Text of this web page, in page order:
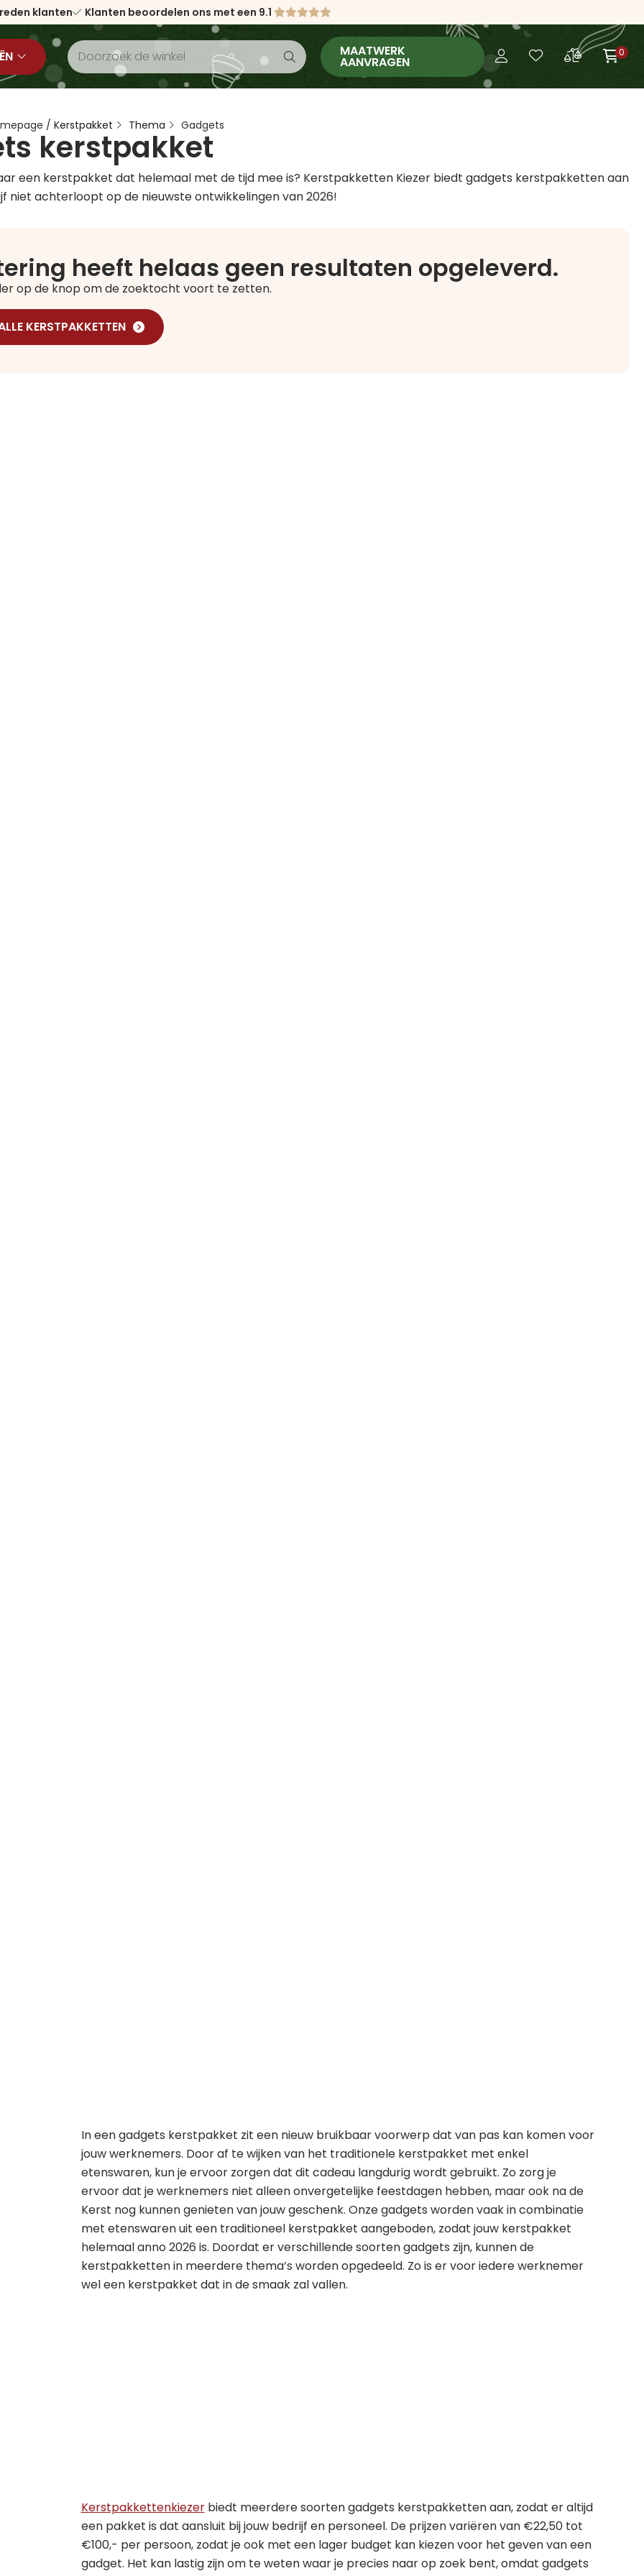
klanten Klanten beoordelen ons met een 9.1
MAATWERK
AANVRAGEN
0
/ Kerstpakket Thema Gadgets
kerstpakket
een kerstpakket dat helemaal met de tijd mee is? Kerstpakketten Kiezer biedt gadgets kerstpakketten aan
niet achterloopt op de nieuwste ontwikkelingen van 2026!
heeft helaas geen resultaten opgeleverd.
op de knop om de zoektocht voort te zetten.
KERSTPAKKETTEN
In een gadgets kerstpakket zit een nieuw bruikbaar voorwerp dat van pas kan komen voor
jouw werknemers. Door af te wijken van het traditionele kerstpakket met enkel
etenswaren, kun je ervoor zorgen dat dit cadeau langdurig wordt gebruikt. Zo zorg je
ervoor dat je werknemers niet alleen onvergetelijke feestdagen hebben, maar ook na de
Kerst nog kunnen genieten van jouw geschenk. Onze gadgets worden vaak in combinatie
met etenswaren uit een traditioneel kerstpakket aangeboden, zodat jouw kerstpakket
helemaal anno 2026 is. Doordat er verschillende soorten gadgets zijn, kunnen de
kerstpakketten in meerdere thema’s worden opgedeeld. Zo is er voor iedere werknemer
wel een kerstpakket dat in de smaak zal vallen.
Kerstpakkettenkiezerbiedt meerdere soorten gadgets kerstpakketten aan, zodat er altijd
een pakket is dat aansluit bij jouw bedrijf en personeel. De prijzen variëren van €22,50 tot
€100,- per persoon, zodat je ook met een lager budget kan kiezen voor het geven van een
gadget. Het kan lastig zijn om te weten waar je precies naar op zoek bent, omdat gadgets